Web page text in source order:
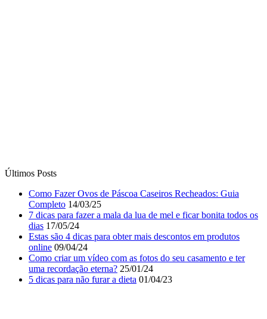
Últimos Posts
Como Fazer Ovos de Páscoa Caseiros Recheados: Guia
Completo 14/03/25
7 dicas para fazer a mala da lua de mel e ficar bonita todos os
dias 17/05/24
Estas são 4 dicas para obter mais descontos em produtos
online 09/04/24
Como criar um vídeo com as fotos do seu casamento e ter
uma recordação eterna? 25/01/24
5 dicas para não furar a dieta 01/04/23